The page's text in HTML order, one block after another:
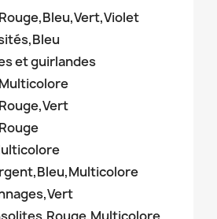
et guirlandes